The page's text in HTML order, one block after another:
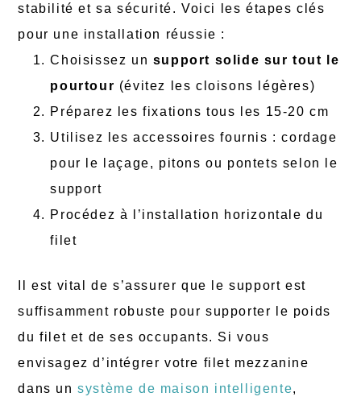
stabilité et sa sécurité. Voici les étapes clés
pour une installation réussie :
Choisissez un support solide sur tout le
pourtour (évitez les cloisons légères)
Préparez les fixations tous les 15-20 cm
Utilisez les accessoires fournis : cordage
pour le laçage, pitons ou pontets selon le
support
Procédez à l’installation horizontale du
filet
Il est vital de s’assurer que le support est
suffisamment robuste pour supporter le poids
du filet et de ses occupants. Si vous
envisagez d’intégrer votre filet mezzanine
dans unsystème de maison intelligente,